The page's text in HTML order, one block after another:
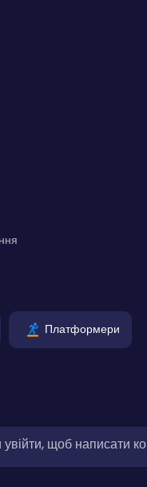
Платформери
щоб написати